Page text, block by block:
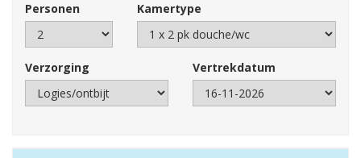
Personen Kamertype
Verzorging Vertrekdatum